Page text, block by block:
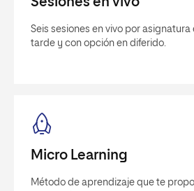
Seis sesiones en vivo por asignatura
tarde y con opción en diferido.
Micro Learning
Método de aprendizaje que te